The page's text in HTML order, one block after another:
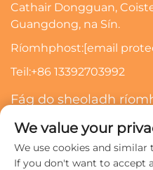
Cathair Dongguan,
Guangdong, na Sín.
Ríomhphost:[email
Teil:+86 13392703992
Fág do sheoladh
We value your
We use cookies and
If you don't want to accept